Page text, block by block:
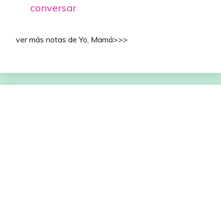
conversar
ver más notas de Yo, Mamá>>>